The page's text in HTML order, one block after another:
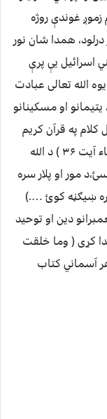
غوندې روژه
همدا شان نور
اسرائیل یې پرې
الله تعالی عبادت
او مسکینانو
په قرآن کریم
کې هم شته،الله تعالی موږ ته امر کوي ( النساء آیت ۳۶ ) د الله
مور او پلار سره
ښیګڼه کوئ ….)
دین او توحید
کړی ( وما خلقت
آسماني کتاب